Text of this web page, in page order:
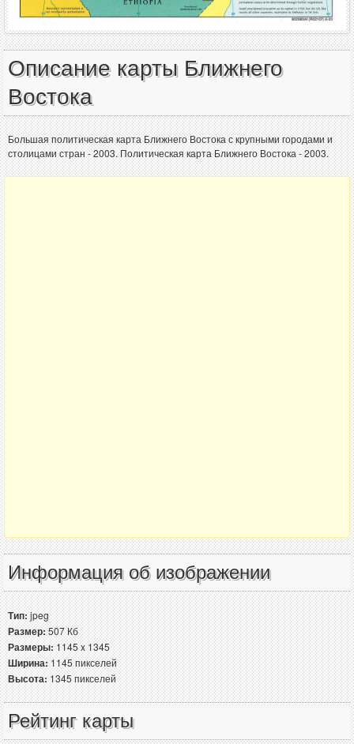
Описание карты Ближнего
Востока
Большая политическая карта Ближнего Востока с крупными городами и
столицами стран - 2003. Политическая карта Ближнего Востока - 2003.
Информация об изображении
Тип:jpeg
Размер:507 Кб
Размеры:1145 x 1345
Ширина:1145 пикселей
Высота:1345 пикселей
Рейтинг карты